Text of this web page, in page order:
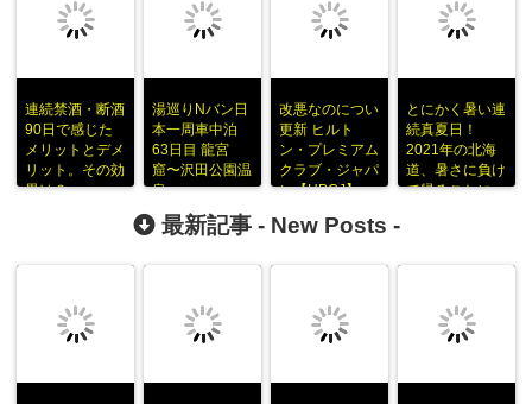
連続禁酒・断酒
90日で感じた
メリットとデメ
リット。その効
果は？
湯巡りNバン日
本一周車中泊
63日目 龍宮
窟〜沢田公園温
泉
改悪なのについ
更新 ヒルト
ン・プレミアム
クラブ・ジャパ
ン【HPCJ】
とにかく暑い連
続真夏日！
2021年の北海
道、暑さに負け
て帰ることに
最新記事 - New Posts -